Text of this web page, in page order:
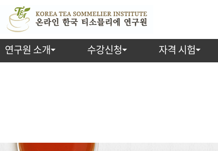
연구원 소개 수강신청 자격 시험